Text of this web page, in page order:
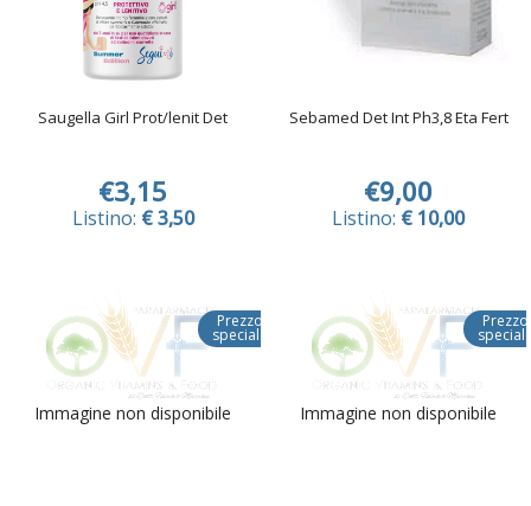
Saugella Girl Prot/lenit Det
€3,15
Listino: € 3,50
Sebamed Det Int Ph3,8 Eta Fert
€9,00
Listino: € 10,00
Immagine non disponibile
Prezzo
speciale
Immagine non disponibile
Prezzo